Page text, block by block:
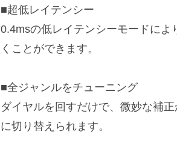
■超低レイテンシー
0.4msの低レイテンシーモードに
くことができます。
■全ジャンルをチューニング
ダイヤルを回すだけで、微妙な補
に切り替えられます。